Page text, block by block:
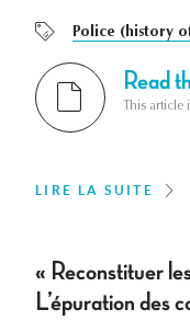
Police (history
Read
This
LIRE LA SUITE
« Reconstituer
L’épuration des